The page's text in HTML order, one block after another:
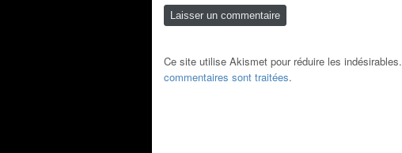
Ce site utilise Akismet pour réduire les indésirables.
commentaires sont traitées.